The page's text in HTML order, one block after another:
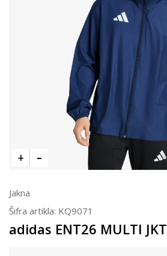
Jakna
Šifra artikla: KQ9071
adidas ENT26 MULTI JKT